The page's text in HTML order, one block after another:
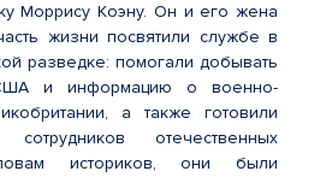
Моррису Коэну. Он и его жена
жизни посвятили службе в
разведке: помогали добывать
и информацию о военно-
а также готовили
отечественных
историков, они были